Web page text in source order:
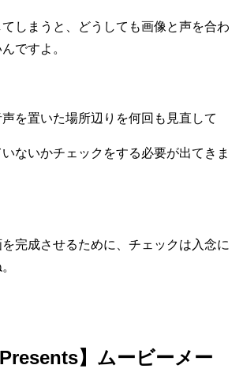
しまうと、どうしても画像と声を合わ
ですよ。
を置いた場所辺りを何回も見直して
ないかチェックをする必要が出てきま
完成させるために、チェックは入念に
Presents】ムービーメー